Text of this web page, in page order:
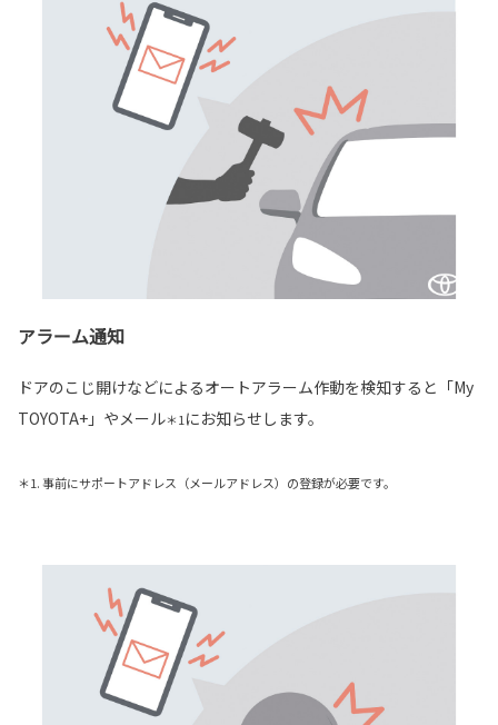
アラーム通知
ドアのこじ開けなどによるオートアラーム作動を検知すると「My
TOYOTA+」やメール＊1 にお知らせします。
＊1. 事前にサポートアドレス（メールアドレス）の登録が必要です。